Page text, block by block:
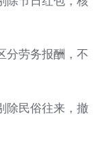
分劳务报酬，不
除民俗往来，撤